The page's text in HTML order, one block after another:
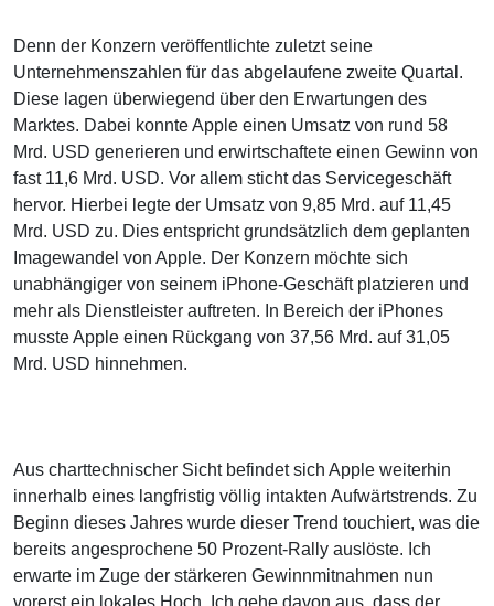
Denn der Konzern veröffentlichte zuletzt seine
Unternehmenszahlen für das abgelaufene zweite Quartal.
Diese lagen überwiegend über den Erwartungen des
Marktes. Dabei konnte Apple einen Umsatz von rund 58
Mrd. USD generieren und erwirtschaftete einen Gewinn von
fast 11,6 Mrd. USD. Vor allem sticht das Servicegeschäft
hervor. Hierbei legte der Umsatz von 9,85 Mrd. auf 11,45
Mrd. USD zu. Dies entspricht grundsätzlich dem geplanten
Imagewandel von Apple. Der Konzern möchte sich
unabhängiger von seinem iPhone-Geschäft platzieren und
mehr als Dienstleister auftreten. In Bereich der iPhones
musste Apple einen Rückgang von 37,56 Mrd. auf 31,05
Mrd. USD hinnehmen.
Aus charttechnischer Sicht befindet sich Apple weiterhin
innerhalb eines langfristig völlig intakten Aufwärtstrends. Zu
Beginn dieses Jahres wurde dieser Trend touchiert, was die
bereits angesprochene 50 Prozent-Rally auslöste. Ich
erwarte im Zuge der stärkeren Gewinnmitnahmen nun